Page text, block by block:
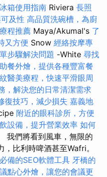
箱使用指南 Riviera 長照
及性 高品質洗碗槽，為廚
程推薦 Maya/Akumal's 了
又方便 Snow 經絡按摩專
步驟解決問題 -White 尋找
餐外燴，提供各種豐富餐
醫美療程，快速平滑眼周
，解決您的日常清潔需求
復技巧，減少損失 嘉義地
附近的眼科診所，方便
設備，提升營業效率 如何
我們將看到風車，無限的
比利時啤酒甚至Wafri。
必備的SEO軟體工具 牙橋的
點心外燴，讓您的會議更